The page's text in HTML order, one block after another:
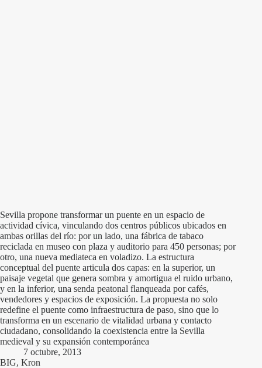
Sevilla propone transformar un puente en un espacio de
actividad cívica, vinculando dos centros públicos ubicados en
ambas orillas del río: por un lado, una fábrica de tabaco
reciclada en museo con plaza y auditorio para 450 personas; por
otro, una nueva mediateca en voladizo. La estructura
conceptual del puente articula dos capas: en la superior, un
paisaje vegetal que genera sombra y amortigua el ruido urbano,
y en la inferior, una senda peatonal flanqueada por cafés,
vendedores y espacios de exposición. La propuesta no solo
redefine el puente como infraestructura de paso, sino que lo
transforma en un escenario de vitalidad urbana y contacto
ciudadano, consolidando la coexistencia entre la Sevilla
medieval y su expansión contemporánea
7 octubre, 2013
BIG, Kron